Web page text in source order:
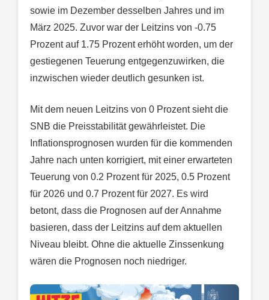
sowie im Dezember desselben Jahres und im
März 2025. Zuvor war der Leitzins von -0.75
Prozent auf 1.75 Prozent erhöht worden, um der
gestiegenen Teuerung entgegenzuwirken, die
inzwischen wieder deutlich gesunken ist.
Mit dem neuen Leitzins von 0 Prozent sieht die
SNB die Preisstabilität gewährleistet. Die
Inflationsprognosen wurden für die kommenden
Jahre nach unten korrigiert, mit einer erwarteten
Teuerung von 0.2 Prozent für 2025, 0.5 Prozent
für 2026 und 0.7 Prozent für 2027. Es wird
betont, dass die Prognosen auf der Annahme
basieren, dass der Leitzins auf dem aktuellen
Niveau bleibt. Ohne die aktuelle Zinssenkung
wären die Prognosen noch niedriger.